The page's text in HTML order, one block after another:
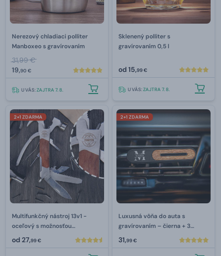
Nerezový chladiaci polliter
Manboxeo s gravírovaním
31,99 €
19,90 €
U VÁS:ZAJTRA 7. 8.
Sklenený polliter s
gravírovaním 0,5 l
od 15,99 €
U VÁS:ZAJTRA 7. 8.
2+1 ZDARMA
Multifunkčný nástroj 13v1 -
oceľový s možnosťou
gravírovania
od 27,99 €
2+1 ZDARMA
Luxusná vôňa do auta s
gravírovaním –⁠ čierna + 3
náplne
31,99 €